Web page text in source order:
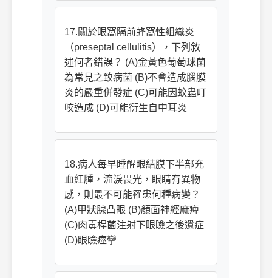
17.關於眼窩隔前蜂窩性組織炎
（preseptal cellulitis），下列敘
述何者錯誤？ (A)金黃色葡萄球菌
為常見之致病菌 (B)不會造成腦膜
炎的嚴重併發症 (C)可能因蚊蟲叮
咬造成 (D)可能衍生自中耳炎
18.病人每早睡醒眼結膜下半部充
血紅腫，流淚畏光，眼睛有異物
感，則最不可能罹患何種病變？
(A)甲狀腺凸眼 (B)顏面神經麻痺
(C)肉毒桿菌注射下眼瞼之後遺症
(D)眼瞼痙攣